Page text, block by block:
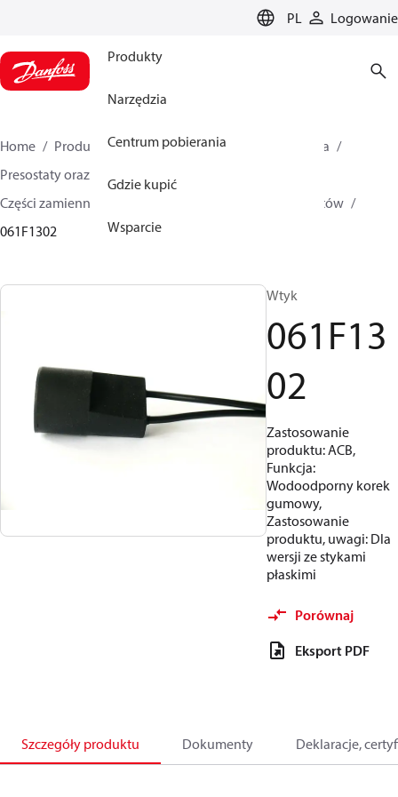
PL Logowanie
Produkty
Narzędzia
Centrum pobierania
Gdzie kupić
Wsparcie
Home Produkty
Climate Solutions dla chłodnictwa
Presostaty oraz termostaty
Części zamienne i akcesoria dla presostatów i termostatów
061F1302
Wtyk
061F13
02
Zastosowanie
produktu: ACB,
Funkcja:
Wodoodporny korek
gumowy,
Zastosowanie
produktu, uwagi: Dla
wersji ze stykami
płaskimi
Porównaj
Eksport PDF
Szczegóły produktu Dokumenty Deklaracje,